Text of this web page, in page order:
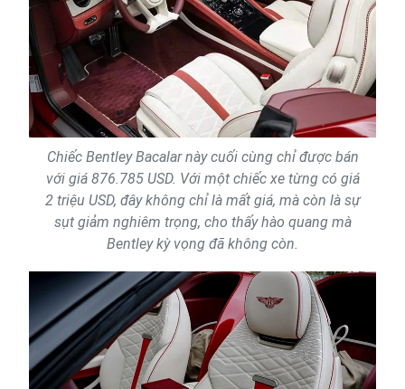
Chiếc Bentley Bacalar này cuối cùng chỉ được bán
với giá 876.785 USD. Với một chiếc xe từng có giá
2 triệu USD, đây không chỉ là mất giá, mà còn là sự
sụt giảm nghiêm trọng, cho thấy hào quang mà
Bentley kỳ vọng đã không còn.